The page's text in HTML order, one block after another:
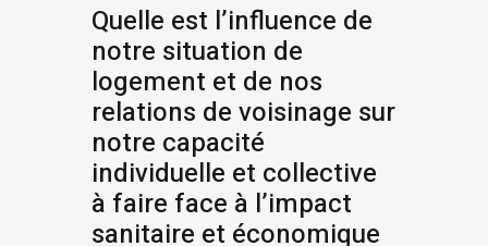
Quelle est l’influence de
notre situation de
logement et de nos
relations de voisinage sur
notre capacité
individuelle et collective
à faire face à l’impact
sanitaire et économique